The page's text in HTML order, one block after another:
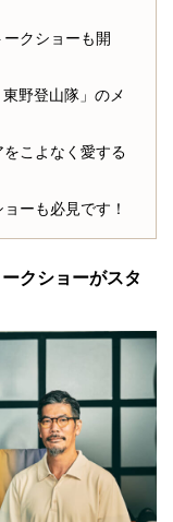
クショーも開
野登山隊」のメ
こよなく愛する
ーも必見です！
クショーがスタ